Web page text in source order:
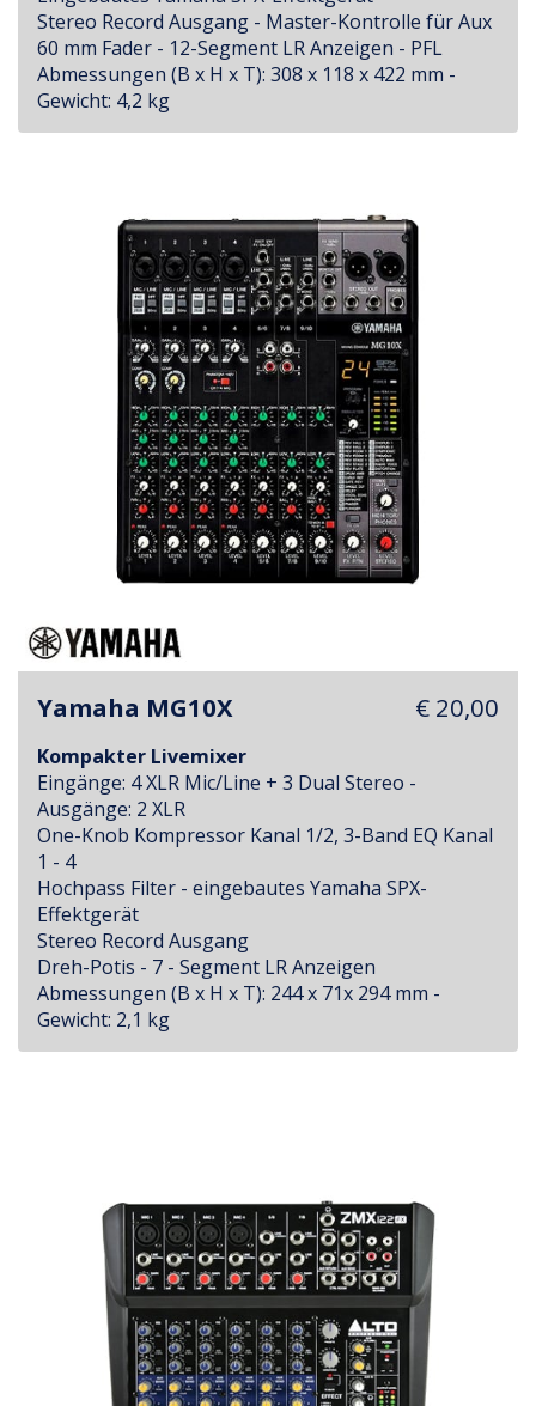
Stereo Record Ausgang - Master-Kontrolle für Aux
60 mm Fader - 12-Segment LR Anzeigen - PFL
Abmessungen (B x H x T): 308 x 118 x 422 mm -
Gewicht: 4,2 kg
Yamaha MG10X € 20,00
Kompakter Livemixer
Eingänge: 4 XLR Mic/Line + 3 Dual Stereo -
Ausgänge: 2 XLR
One-Knob Kompressor Kanal 1/2, 3-Band EQ Kanal
1 - 4
Hochpass Filter - eingebautes Yamaha SPX-
Effektgerät
Stereo Record Ausgang
Dreh-Potis - 7 - Segment LR Anzeigen
Abmessungen (B x H x T): 244 x 71x 294 mm -
Gewicht: 2,1 kg